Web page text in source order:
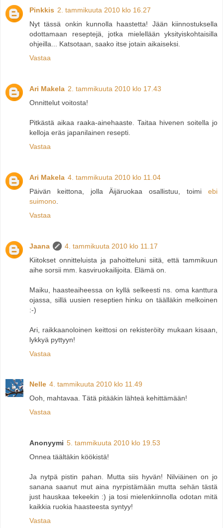
Pinkkis 2. tammikuuta 2010 klo 16.27
Nyt tässä onkin kunnolla haastetta! Jään kiinnostuksella
odottamaan reseptejä, jotka mielellään yksityiskohtaisilla
ohjeilla... Katsotaan, saako itse jotain aikaiseksi.
Vastaa
Ari Makela 2. tammikuuta 2010 klo 17.43
Onnittelut voitosta!
Pitkästä aikaa raaka-ainehaaste. Taitaa hivenen soitella jo
kelloja eräs japanilainen resepti.
Vastaa
Ari Makela 4. tammikuuta 2010 klo 11.04
Päivän keittona, jolla Äijäruokaa osallistuu, toimi ebi
suimono
Vastaa
Jaana
4. tammikuuta 2010 klo 11.17
Kiitokset onnitteluista ja pahoitteluni siitä, että tammikuun
aihe sorsii mm. kasviruokailijoita. Elämä on.
Maiku, haasteaiheessa on kyllä selkeesti ns. oma kanttura
ojassa, sillä uusien reseptien hinku on täälläkin melkoinen
:-)
Ari, raikkaanoloinen keittosi on rekisteröity mukaan kisaan,
lykkyä pyttyyn!
Vastaa
Nelle 4. tammikuuta 2010 klo 11.49
Ooh, mahtavaa. Tätä pitääkin lähteä kehittämään!
Vastaa
Anonyymi 5. tammikuuta 2010 klo 19.53
Onnea täältäkin köökistä!
Ja nytpä pistin pahan. Mutta siis hyvän! Nilviäinen on jo
sanana saanut mut aina nyrpistämään mutta sehän tästä
just hauskaa tekeekin :) ja tosi mielenkiinnolla odotan mitä
kaikkia ruokia haasteesta syntyy!
Vastaa